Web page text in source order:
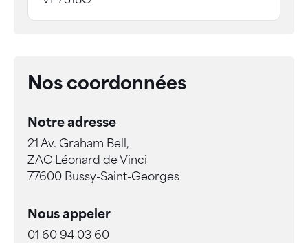
Nos coordonnées
Notre adresse
21 Av. Graham Bell,
ZAC Léonard de Vinci
77600 Bussy-Saint-Georges
Nous appeler
01 60 94 03 60